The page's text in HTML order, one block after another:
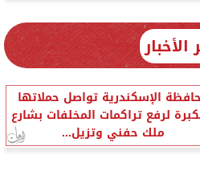
الأخبار
الإسكندرية تواصل حملاتها
لرفع تراكمات المخلفات بشارع
ملك حفني وتزيل...